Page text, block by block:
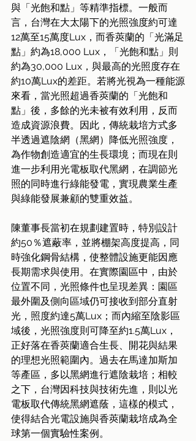
與「光飽和點」等精準指標。一般而
言，台灣在大太陽下的光照強度約可達
12萬至15萬度Lux，而香莢蘭的「光滿足
點」約為18,000 Lux，「光飽和點」則
約為30,000 Lux，與最高的光照度存在
約10萬Lux的差距。若將光視為一種能源
來看，當光照超過香莢蘭的「光飽和
點」後，多餘的光未被有效利用，反而
造成資源浪費。因此，傳統栽培方式多
半透過遮陰網（黑網）降低光照強度，
為作物創造適宜的生長環境；而現在則
進一步利用光電板取代黑網，在調節光
照的同時進行綠能發電，實現農業生產
與綠能發展兼顧的雙重效益。
陳董事長當初在規劃建置時，特別設計
約50％遮蔽率，並將棚架高度提高，同
時強化鋼骨結構，使整體設施更能因應
長期需求與使用。在實際園區中，由於
位置不同，光照條件也呈現差異：園區
最外圍及側向區域仍可接收到部分直射
光，照度約達5萬Lux；而內縮至陰影區
域後，光照強度則可降至約1.5萬Lux，
正好落在香莢蘭適合生長、開花與結果
的理想光照範圍內。過去在馬達加斯加
等產區，多以黑網進行遮陰栽培；相較
之下，台灣因科技與技術先進，則以光
電板取代傳統黑網遮蔭，這樣的模式，
使得結合光電設施與香莢蘭栽培成為全
球第一個實驗性案例。